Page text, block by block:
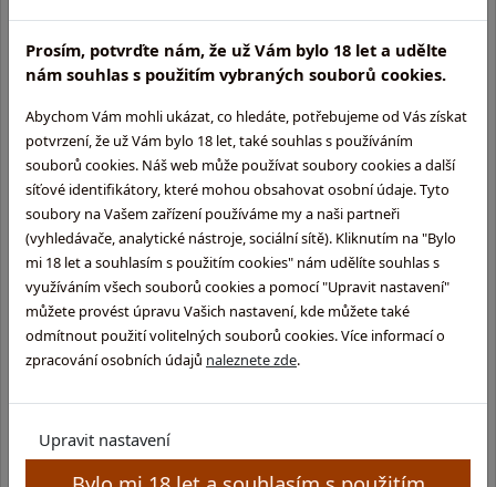
Prosím, potvrďte nám, že už Vám bylo 18 let a udělte
nám souhlas s použitím vybraných souborů cookies.
Abychom Vám mohli ukázat, co hledáte, potřebujeme od Vás získat
potvrzení, že už Vám bylo 18 let, také souhlas s používáním
souborů cookies. Náš web může používat soubory cookies a další
síťové identifikátory, které mohou obsahovat osobní údaje. Tyto
soubory na Vašem zařízení používáme my a naši partneři
(vyhledávače, analytické nástroje, sociální sítě). Kliknutím na "Bylo
mi 18 let a souhlasím s použitím cookies" nám udělíte souhlas s
využíváním všech souborů cookies a pomocí "Upravit nastavení"
můžete provést úpravu Vašich nastavení, kde můžete také
odmítnout použití volitelných souborů cookies. Více informací o
zpracování osobních údajů naleznete zde.
Upravit nastavení
9 109,-
externí sklad (3 - 10 dní)
Zacapa Centenario ,,Edicion Negra"
0,7l, 43% | Speciální edice rumu Zacapa 23 pro export do
vybraných evropských zemí, zrající ve speciálně vybraných